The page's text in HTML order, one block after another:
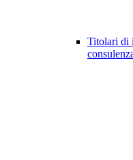
Titolari di